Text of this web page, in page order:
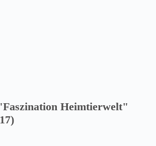
Heimtierwelt"